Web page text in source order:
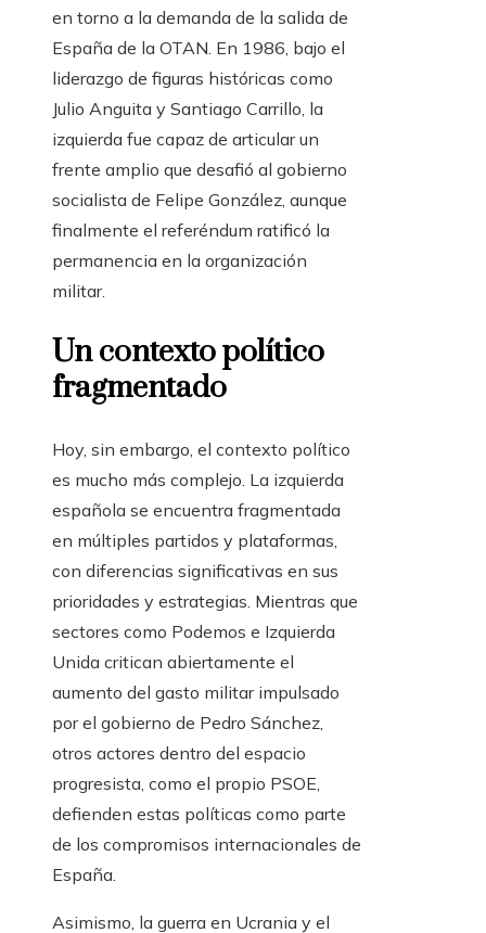
en torno a la demanda de la salida de
España de la OTAN. En 1986, bajo el
liderazgo de figuras históricas como
Julio Anguita y Santiago Carrillo, la
izquierda fue capaz de articular un
frente amplio que desafió al gobierno
socialista de Felipe González, aunque
finalmente el referéndum ratificó la
permanencia en la organización
militar.
Un contexto político
fragmentado
Hoy, sin embargo, el contexto político
es mucho más complejo. La izquierda
española se encuentra fragmentada
en múltiples partidos y plataformas,
con diferencias significativas en sus
prioridades y estrategias. Mientras que
sectores como Podemos e Izquierda
Unida critican abiertamente el
aumento del gasto militar impulsado
por el gobierno de Pedro Sánchez,
otros actores dentro del espacio
progresista, como el propio PSOE,
defienden estas políticas como parte
de los compromisos internacionales de
España.
Asimismo, la guerra en Ucrania y el